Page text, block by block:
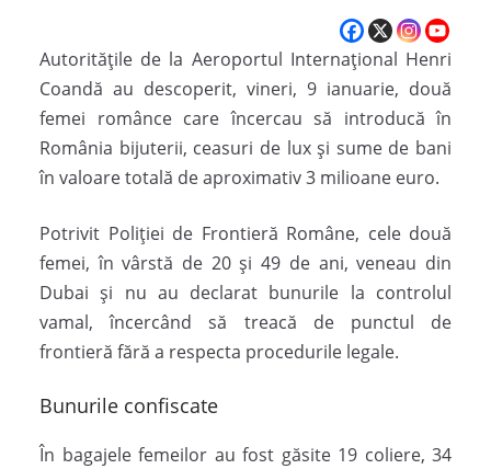
Autoritățile de la Aeroportul Internațional Henri
Coandă au descoperit, vineri, 9 ianuarie, două
femei românce care încercau să introducă în
România bijuterii, ceasuri de lux și sume de bani
în valoare totală de aproximativ 3 milioane euro.
Potrivit Poliției de Frontieră Române, cele două
femei, în vârstă de 20 și 49 de ani, veneau din
Dubai și nu au declarat bunurile la controlul
vamal, încercând să treacă de punctul de
frontieră fără a respecta procedurile legale.
Bunurile confiscate
În bagajele femeilor au fost găsite 19 coliere, 34